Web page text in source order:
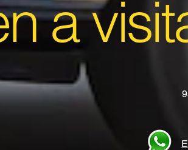
a